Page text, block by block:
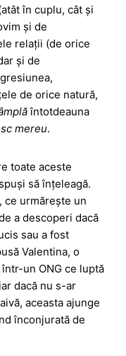
în cuplu, cât și
și de
relații (de orice
și de
de orice natură,
întotdeauna
mereu.
toate aceste
să înțeleagă.
ce urmărește un
a descoperi dacă
sau a fost
Valentina, o
un ONG ce luptă
dacă nu s-ar
aceasta ajunge
înconjurată de